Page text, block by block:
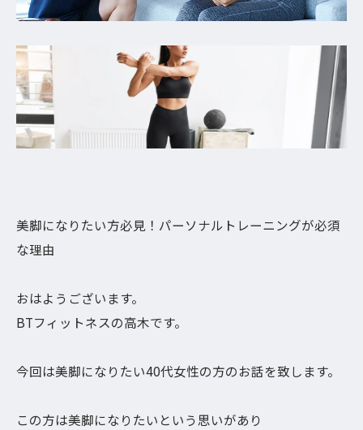
美脚になりたい方必見！パーソナルトレーニングが必須
な理由
おはようございます。
BTフィットネスの高木です。
今回は美脚になりたい40代女性の方のお話を致します。
この方は美脚になりたいという思いがあり